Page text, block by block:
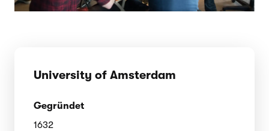
University of Amsterdam
Gegründet
1632